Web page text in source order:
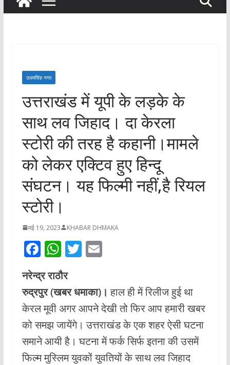
उधमसिंह नगर
उत्तराखंड में यूपी के लड़के के
साथ लव जिहाद। दा केरला
स्टोरी की तरह है कहानी।मामले
को लेकर एक्टिव हुए हिन्दू
संघटन। यह फिल्मी नहीं,है रियल
स्टोरी।
मई 19, 2023 KHABAR DHMAKA
F
e
b
o
o
k
W
h
at
s
A
p
p
T
er
E
l
नरेन्द्र राठौर
रुद्रपुर (खबर धमाका)। हाल ही में रिलीज हुई था
केरल मूवी अगर आपने देखी तो फिर आप हमारी खबर
को समझ जायेंगे। उत्तराखंड के एक शहर ऐसी घटना
समाने आयी है। घटना में फर्क सिर्फ इतना की उसमें
फिल्म मुस्लिम युवकों युवतियों के साथ लव जिहाद